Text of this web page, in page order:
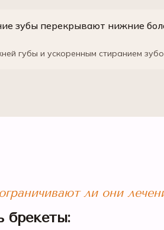
зубы перекрывают нижние
губы и ускоренным стиранием
ли они
брекеты: